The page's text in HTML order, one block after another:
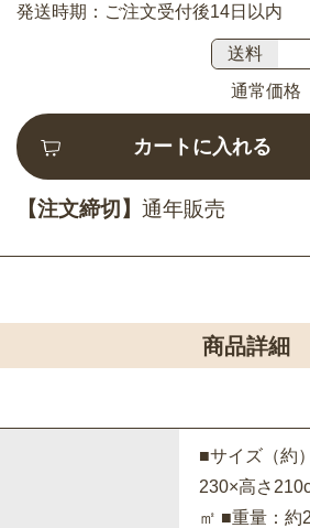
発送時期：ご注文受付後14日以内
送料
通常価格
カートに入れる
【注文締切】 通年販売
商品詳細
■サイズ（約
230×高さ
㎡ ■重量：約